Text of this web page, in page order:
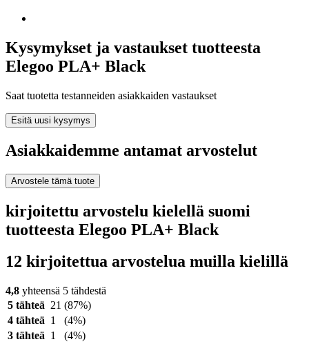
Kysymykset ja vastaukset tuotteesta
Elegoo PLA+ Black
Saat tuotetta testanneiden asiakkaiden vastaukset
Esitä uusi kysymys
Asiakkaidemme antamat arvostelut
Arvostele tämä tuote
kirjoitettu arvostelu kielellä suomi
tuotteesta Elegoo PLA+ Black
12 kirjoitettua arvostelua muilla kielillä
4,8 yhteensä 5 tähdestä
5 tähteä 21 (87%)
4 tähteä 1
(4%)
3 tähteä 1
(4%)